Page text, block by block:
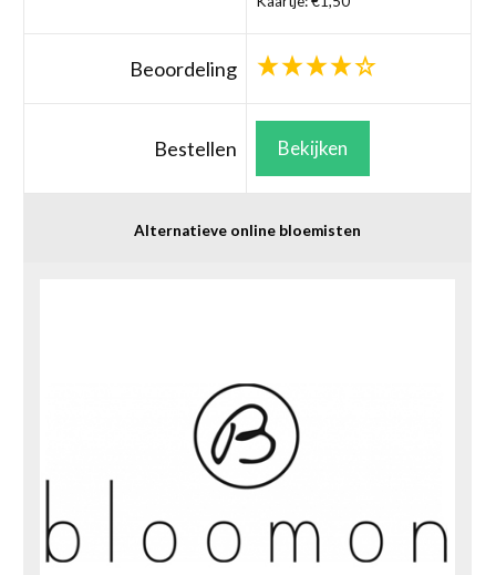
Beoordeling
Bestellen Bekijken
Alternatieve online bloemisten